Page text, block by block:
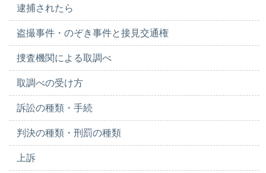
逮捕されたら
盗撮事件・のぞき事件と接見交通権
捜査機関による取調べ
取調べの受け方
訴訟の種類・手続
判決の種類・刑罰の種類
上訴